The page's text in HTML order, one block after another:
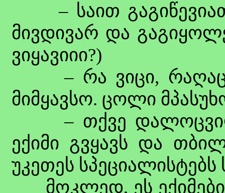
– საით
მივდივარ და
ვიყავიიი?)
– რა ვიცი, რაღაც
მიმყავსო. ცოლი
– თქვე
ექიმი გვყავს და
უკეთეს
მოკლედ, ეს